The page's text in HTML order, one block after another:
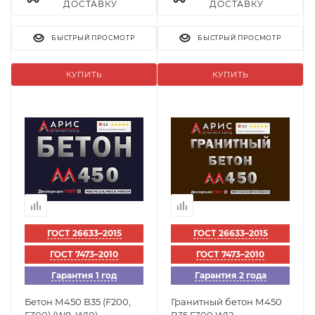
КУПИТЬ
ДОСТАВКУ
БЫСТРЫЙ ПРОСМОТР
КУПИТЬ
ДОСТАВКУ
БЫСТРЫЙ ПРОСМОТР
ГОСТ 26633–2015
ГОСТ 7473–2010
Гарантия 1 год
Бетон М450 В35 (F200,
ГОСТ 26633–2015
ГОСТ 7473–2010
Гарантия 2 года
Гранитный бетон М450